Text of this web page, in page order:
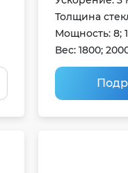
Толщина
Мощность: 8;
Вес: 1800;